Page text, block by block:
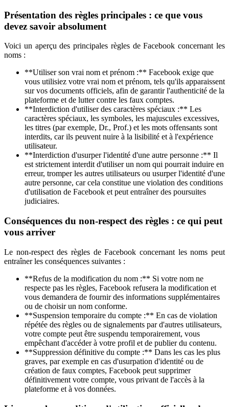
Présentation des règles principales : ce que vous
devez savoir absolument
Voici un aperçu des principales règles de Facebook concernant les
noms :
**Utiliser son vrai nom et prénom :** Facebook exige que
vous utilisiez votre vrai nom et prénom, tels qu'ils apparaissent
sur vos documents officiels, afin de garantir l'authenticité de la
plateforme et de lutter contre les faux comptes.
**Interdiction d'utiliser des caractères spéciaux :** Les
caractères spéciaux, les symboles, les majuscules excessives,
les titres (par exemple, Dr., Prof.) et les mots offensants sont
interdits, car ils peuvent nuire à la lisibilité et à l'expérience
utilisateur.
**Interdiction d'usurper l'identité d'une autre personne :** Il
est strictement interdit d'utiliser un nom qui pourrait induire en
erreur, tromper les autres utilisateurs ou usurper l'identité d'une
autre personne, car cela constitue une violation des conditions
d'utilisation de Facebook et peut entraîner des poursuites
judiciaires.
Conséquences du non-respect des règles : ce qui peut
vous arriver
Le non-respect des règles de Facebook concernant les noms peut
entraîner les conséquences suivantes :
**Refus de la modification du nom :** Si votre nom ne
respecte pas les règles, Facebook refusera la modification et
vous demandera de fournir des informations supplémentaires
ou de choisir un nom conforme.
**Suspension temporaire du compte :** En cas de violation
répétée des règles ou de signalements par d'autres utilisateurs,
votre compte peut être suspendu temporairement, vous
empêchant d'accéder à votre profil et de publier du contenu.
**Suppression définitive du compte :** Dans les cas les plus
graves, par exemple en cas d'usurpation d'identité ou de
création de faux comptes, Facebook peut supprimer
définitivement votre compte, vous privant de l'accès à la
plateforme et à vos données.